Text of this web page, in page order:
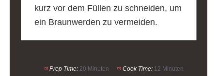
kurz vor dem Füllen zu schneiden, um
ein Braunwerden zu vermeiden.
Prep Time: 20 Minuten Cook Time: 12 Minuten